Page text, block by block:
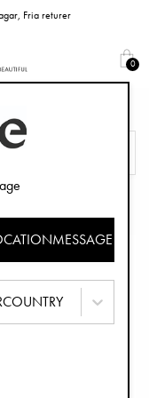
Fria returer
0